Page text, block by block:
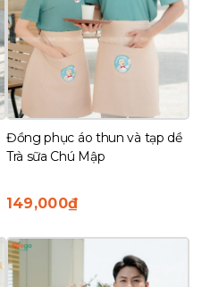
Đồng phục áo thun và tạp dề
Trà sữa Chú Mập
149,000₫